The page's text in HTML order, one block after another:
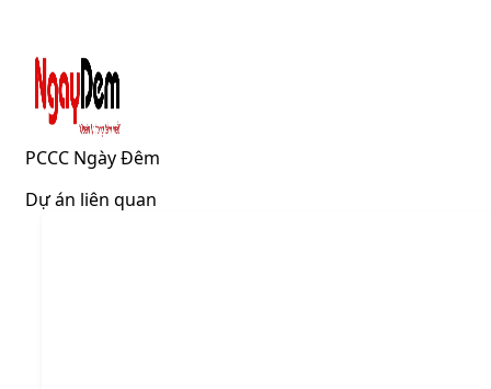
PCCC Ngày Đêm
Dự án liên quan